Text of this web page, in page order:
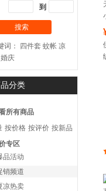
到
搜索
词： 四件套 蚊帐 凉
婚庆
分类
所有商品
按价格 按评价 按新品
专区
品活动
销频道
凉热卖